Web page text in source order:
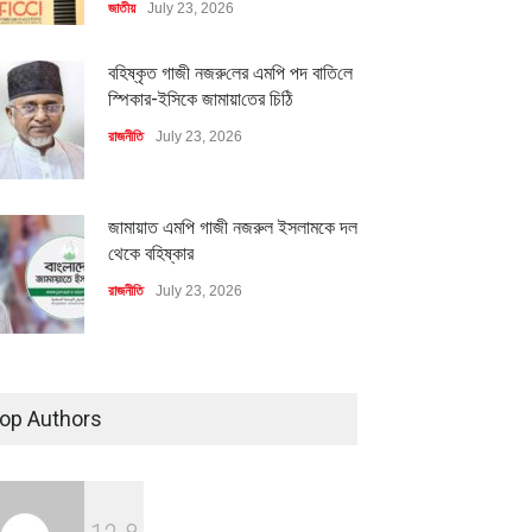
জাতীয় July 23, 2026
বহিষ্কৃত গাজী নজরু‌লের এম‌পি পদ বা‌তি‌লে
স্পিকার-ইসিকে জামায়া‌তের চি‌ঠি
রাজনীতি July 23, 2026
জামায়াত এমপি গাজী নজরুল ইসলামকে দল
থেকে বহিষ্কার
রাজনীতি July 23, 2026
Authors